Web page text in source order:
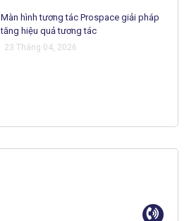
Màn hình tương tác Prospace giải pháp
tăng hiệu quả tương tác
23 Tháng 04, 2026